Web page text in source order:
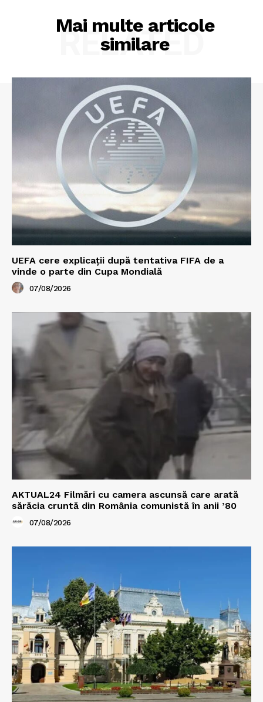
Mai multe articole
similare
RELATED
UEFA cere explicații după tentativa FIFA de a
vinde o parte din Cupa Mondială
07/08/2026
AKTUAL24 Filmări cu camera ascunsă care arată
sărăcia cruntă din România comunistă în anii ’80
07/08/2026